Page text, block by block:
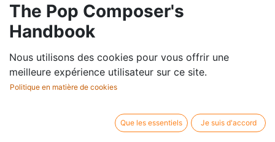
The Pop Composer's
Handbook
Compositeur /
auteur:
Bruce Cole
Editeur / marque:
Schott
Nous utilisons des cookies pour vous offrir une
meilleure expérience utilisateur sur ce site.
Politique en matière de cookies
Que les essentiels Je suis d'accord